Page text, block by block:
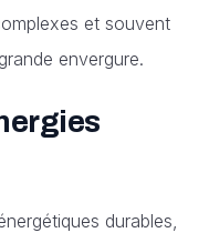
et souvent
envergure.
durables,